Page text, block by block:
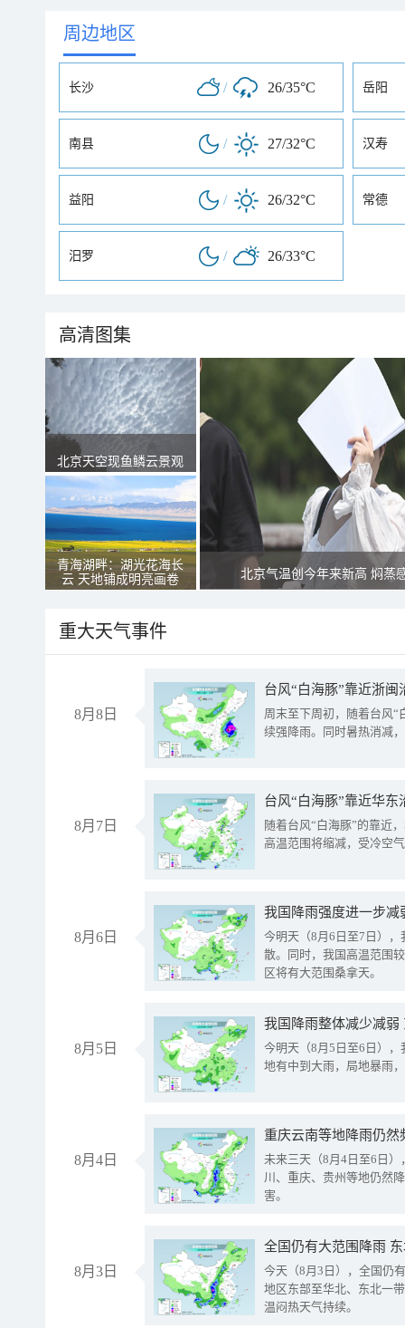
周边地区
长沙 / 26/35°C 岳阳
南县 / 27/32°C 汉寿
益阳 / 26/32°C 常德
汨罗 / 26/33°C
高清图集
北京天空现鱼鳞云景观
青海湖畔：湖光花海长
云 天地铺成明亮画卷
北京气温创今年来新高 焖蒸
重大天气事件
8月8日
台风“白海豚”靠近浙
周末至下周初，随着台风“
续强降雨。同时暑热消减
8月7日
台风“白海豚”靠近华
随着台风“白海豚”的靠近
高温范围将缩减，受冷空
8月6日
今明天（8月6日至7日）
散。同时，我国高温范围
区将有大范围桑拿天。
8月5日
我国降雨整体减少减弱
今明天（8月5日至6日）
地有中到大雨，局地暴雨
8月4日
重庆云南等地降雨仍然
未来三天（8月4日至6日
川、重庆、贵州等地仍然
害。
8月3日
全国仍有大范围降雨
今天（8月3日），全国仍
地区东部至华北、东北一
温闷热天气持续。